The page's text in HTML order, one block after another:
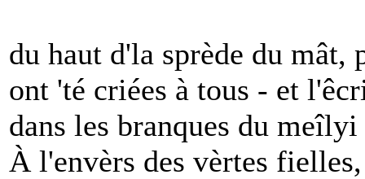
du haut d'la sprède du mât,
ont 'té criées à tous - et
dans les branques du
À l'envèrs des vèrtes